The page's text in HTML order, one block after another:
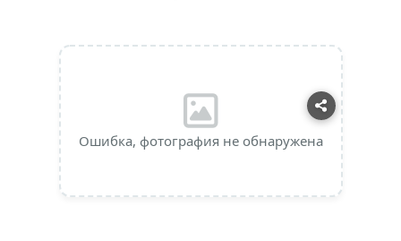
Ошибка, фотография не обнаружена